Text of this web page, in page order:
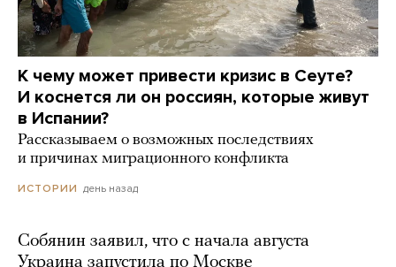
К чему может привести кризис в Сеуте?
И коснется ли он россиян, которые живут
в Испании?
Рассказываем о возможных последствиях
и причинах миграционного конфликта
ИСТОРИИ день назад
Собянин заявил, что с начала августа
Украина запустила по Москве